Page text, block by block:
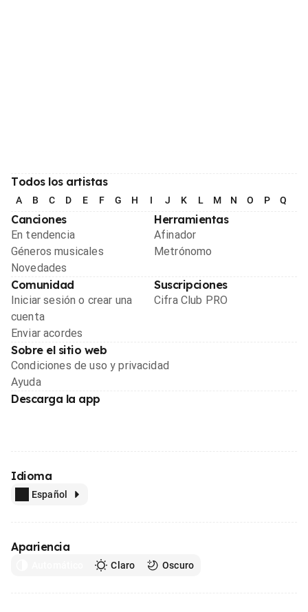
Todos los artistas
A B C D E F G H I J K L M N O P Q
Canciones
En tendencia
Géneros musicales
Novedades
Herramientas
Afinador
Metrónomo
Comunidad
Iniciar sesión o crear una
cuenta
Enviar acordes
Suscripciones
Cifra Club PRO
Sobre el sitio web
Condiciones de uso y privacidad
Ayuda
Descarga la app
Idioma
Español
Apariencia
Claro Oscuro